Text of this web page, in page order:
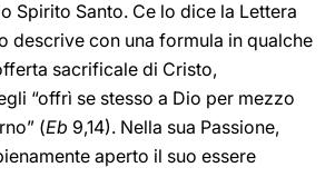
Spirito Santo. Ce lo dice la Lettera
descrive con una formula in qualche
sacrificale di Cristo,
“offrì se stesso a Dio per mezzo
(Eb 9,14). Nella sua Passione,
aperto il suo essere